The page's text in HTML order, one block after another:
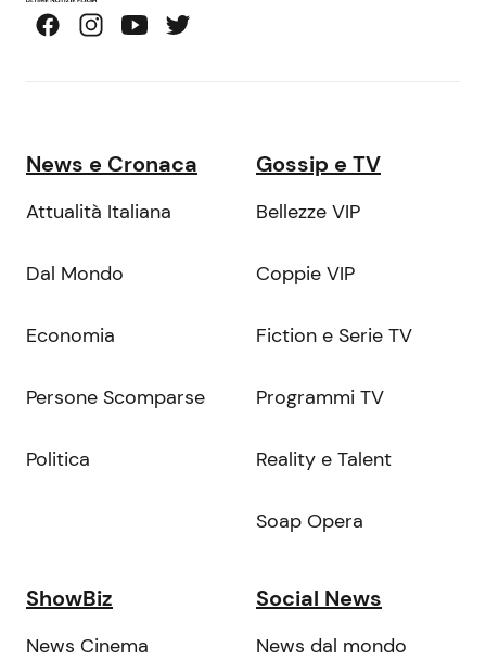
News e Cronaca
Attualità Italiana
Dal Mondo
Economia
Persone Scomparse
Politica
Gossip e TV
Bellezze VIP
Coppie VIP
Fiction e Serie TV
Programmi TV
Reality e Talent
Soap Opera
ShowBiz
News Cinema
Social News
News dal mondo